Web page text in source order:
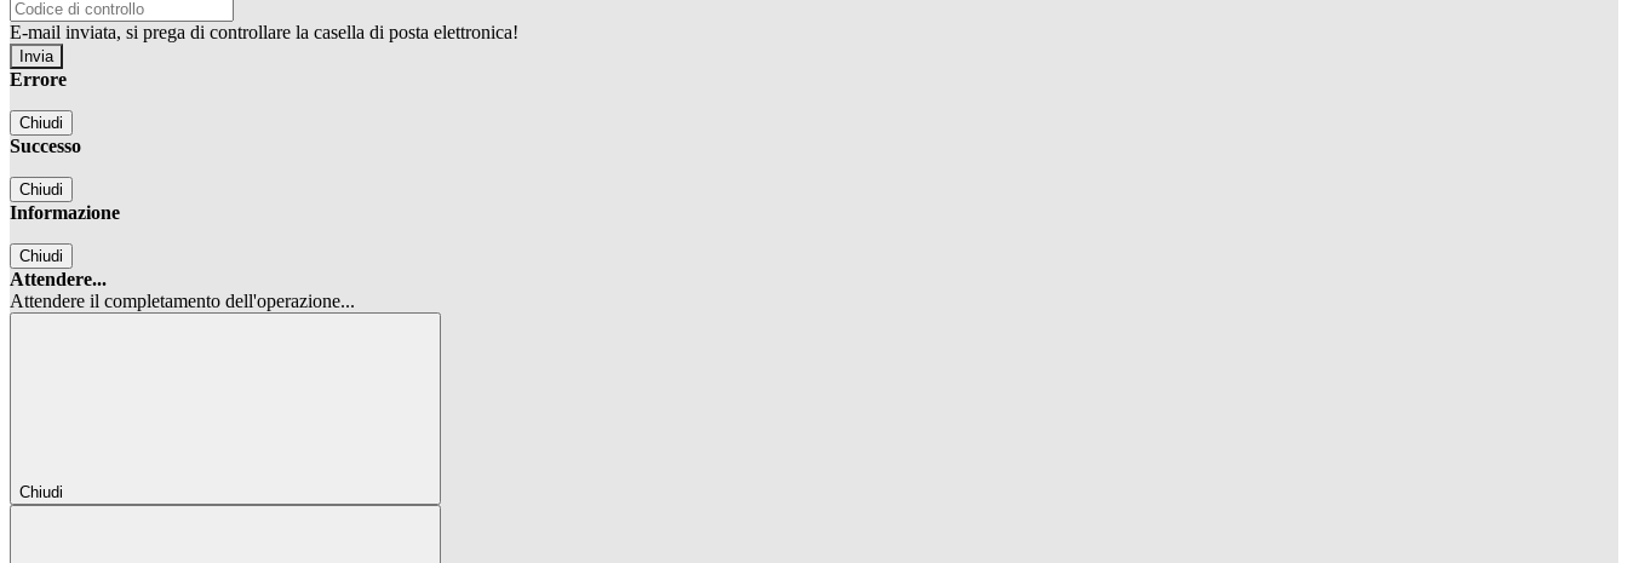
E-mail inviata, si prega di controllare la casella di posta elettronica!
Errore
Chiudi
Successo
Chiudi
Informazione
Chiudi
Attendere...
Attendere il completamento dell'operazione...
Chiudi